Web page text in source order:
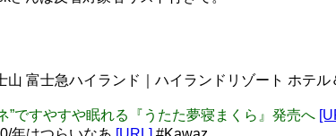
富士急ハイランド｜ハイランドリゾート ホテル
ですやすや眠れる『うたた夢寝まくら』発売へ